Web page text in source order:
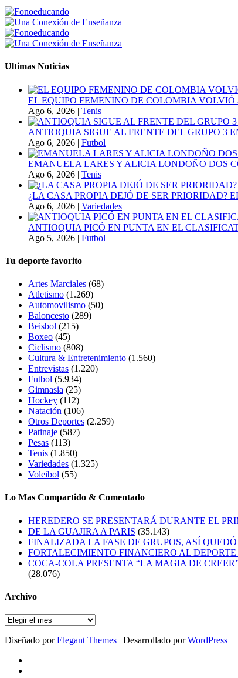
Ultimas Noticias
EL EQUIPO FEMENINO DE COLOMBIA
Ago 6, 2026 | Tenis
ANTIOQUIA SIGUE AL FRENTE DEL GRUPO 3
Ago 6, 2026 | Futbol
EMANUELA LARES Y ALICIA LONDOÑO DOS
Ago 6, 2026 | Tenis
¿LA CASA PROPIA DEJÓ DE SER
Ago 6, 2026 | Variedades
ANTIOQUIA PICÓ EN PUNTA EN EL
Ago 5, 2026 | Futbol
Tu deporte favorito
Artes Marciales (68)
Atletismo (1.269)
Automovilismo (50)
Baloncesto (289)
Beisbol (215)
Boxeo (45)
Ciclismo (808)
Cultura & Entretenimiento (1.560)
Entrevistas (1.220)
Futbol (5.934)
Gimnasia (25)
Hockey (112)
Natación (106)
Otros Deportes (2.259)
Patinaje (587)
Pesas (113)
Tenis (1.850)
Variedades (1.325)
Voleibol (55)
Lo Mas Compartido & Comentado
HEREDERO SE PRESENTARÁ DURANTE EL
DE LA GUAJIRA A PARIS (35.143)
FINALIZADA LA FASE DE GRUPOS, ASÍ
FORTALECIMIENTO FINANCIERO AL
COCA-COLA PRESENTA “LA MAGIA DE
(28.076)
Archivo
Archivo
Diseñado porElegant Themes | Desarrollado porWordPress